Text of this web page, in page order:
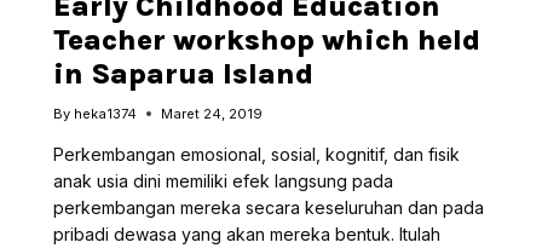
Teacher workshop which held
in Saparua Island
By heka1374 Maret 24, 2019
Perkembangan emosional, sosial, kognitif, dan fisik
anak usia dini memiliki efek langsung pada
perkembangan mereka secara keseluruhan dan pada
pribadi dewasa yang akan mereka bentuk. Itulah